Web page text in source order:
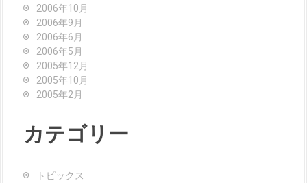
2006年10月
2006年9月
2006年6月
2006年5月
2005年12月
2005年10月
2005年2月
カテゴリー
トピックス